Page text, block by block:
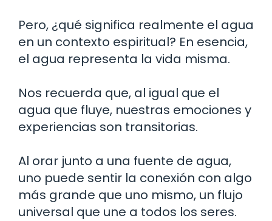
Pero, ¿qué significa realmente el agua
en un contexto espiritual? En esencia,
el agua representa la vida misma.
Nos recuerda que, al igual que el
agua que fluye, nuestras emociones y
experiencias son transitorias.
Al orar junto a una fuente de agua,
uno puede sentir la conexión con algo
más grande que uno mismo, un flujo
universal que une a todos los seres.